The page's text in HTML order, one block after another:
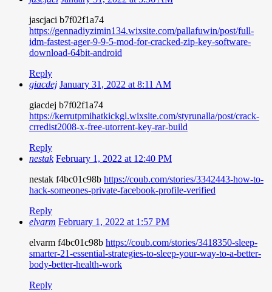
jascjaci b7f02f1a74
https://gennadiyzimin134.wixsite.com/pallafuwin/post/full-
idm-fastest-ager-9-9-5-mod-for-cracked-zip-key-software-
download-64bit-android
Reply
giacdej January 31, 2022 at 8:11 AM
giacdej b7f02f1a74
https://kerrutpmihatkickgl.wixsite.com/styrunalla/post/crack-
crredist2008-x-free-utorrent-key-rar-build
Reply
nestak February 1, 2022 at 12:40 PM
nestak f4bc01c98b https://coub.com/stories/3342443-how-to-
hack-someones-private-facebook-profile-verified
Reply
elvarm February 1, 2022 at 1:57 PM
elvarm f4bc01c98b https://coub.com/stories/3418350-sleep-
smarter-21-essential-strategies-to-sleep-your-way-to-a-better-
body-better-health-work
Reply